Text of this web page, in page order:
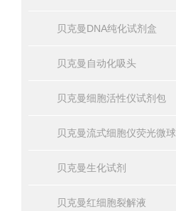
贝克曼DNA纯化试剂盒
贝克曼自动化吸头
贝克曼细胞活性仪试剂包
贝克曼流式细胞仪荧光微球
贝克曼生化试剂
贝克曼红细胞裂解液